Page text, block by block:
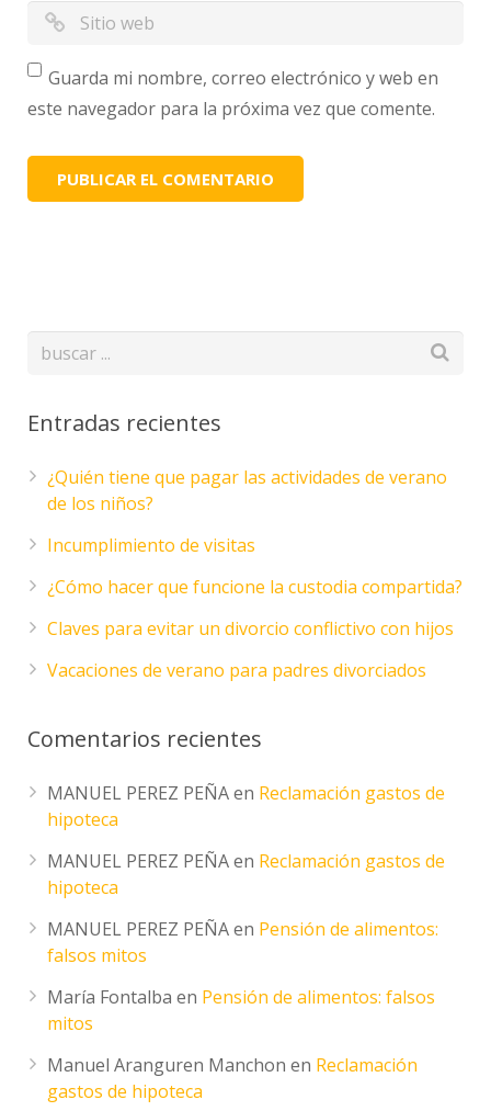
Guarda mi nombre, correo electrónico y web en
este navegador para la próxima vez que comente.
Entradas recientes
¿Quién tiene que pagar las actividades de verano
de los niños?
Incumplimiento de visitas
¿Cómo hacer que funcione la custodia compartida?
Claves para evitar un divorcio conflictivo con hijos
Vacaciones de verano para padres divorciados
Comentarios recientes
MANUEL PEREZ PEÑAen Reclamación gastos de
hipoteca
MANUEL PEREZ PEÑAen Reclamación gastos de
hipoteca
MANUEL PEREZ PEÑAen Pensión de alimentos:
falsos mitos
María Fontalba en Pensión de alimentos: falsos
mitos
Manuel Aranguren Manchon en Reclamación
gastos de hipoteca